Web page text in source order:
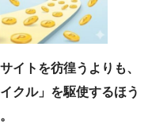
イトを彷徨うよりも、
クル」を駆使するほう